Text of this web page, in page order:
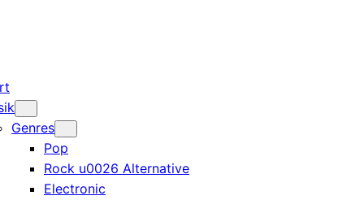
Genres
Pop
Rock u0026 Alternative
Electronic